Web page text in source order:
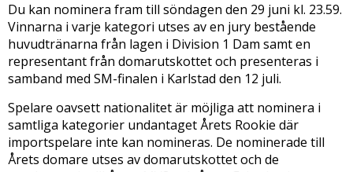
Du kan nominera fram till söndagen den 29 juni kl. 23.59.
Vinnarna i varje kategori utses av en jury bestående
huvudtränarna från lagen i Division 1 Dam samt en
representant från domarutskottet och presenteras i
samband med SM-finalen i Karlstad den 12 juli.
Spelare oavsett nationalitet är möjliga att nominera i
samtliga kategorier undantaget Årets Rookie där
importspelare inte kan nomineras. De nominerade till
Årets domare utses av domarutskottet och de